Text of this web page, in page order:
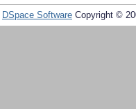
DSpace Software Copyright ©